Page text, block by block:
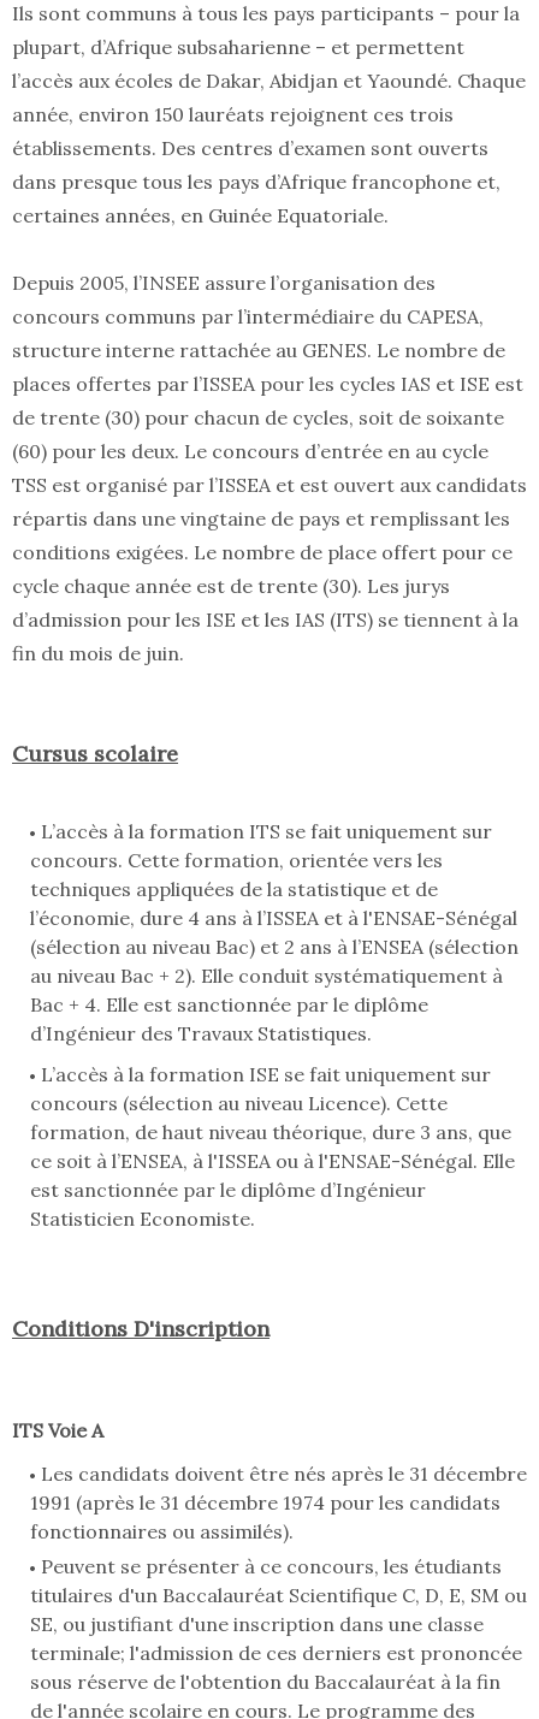
Ils sont communs à tous les pays participants – pour la
plupart, d’Afrique subsaharienne – et permettent
l’accès aux écoles de Dakar, Abidjan et Yaoundé. Chaque
année, environ 150 lauréats rejoignent ces trois
établissements. Des centres d’examen sont ouverts
dans presque tous les pays d’Afrique francophone et,
certaines années, en Guinée Equatoriale.
Depuis 2005, l’INSEE assure l’organisation des
concours communs par l’intermédiaire du CAPESA,
structure interne rattachée au GENES. Le nombre de
places offertes par l’ISSEA pour les cycles IAS et ISE est
de trente (30) pour chacun de cycles, soit de soixante
(60) pour les deux. Le concours d’entrée en au cycle
TSS est organisé par l’ISSEA et est ouvert aux candidats
répartis dans une vingtaine de pays et remplissant les
conditions exigées. Le nombre de place offert pour ce
cycle chaque année est de trente (30). Les jurys
d’admission pour les ISE et les IAS (ITS) se tiennent à la
fin du mois de juin.
Cursus scolaire
L’accès à la formation ITS se fait uniquement sur
concours. Cette formation, orientée vers les
techniques appliquées de la statistique et de
l’économie, dure 4 ans à l’ISSEA et à l'ENSAE-Sénégal
(sélection au niveau Bac) et 2 ans à l’ENSEA (sélection
au niveau Bac + 2). Elle conduit systématiquement à
Bac + 4. Elle est sanctionnée par le diplôme
d’Ingénieur des Travaux Statistiques.
L’accès à la formation ISE se fait uniquement sur
concours (sélection au niveau Licence). Cette
formation, de haut niveau théorique, dure 3 ans, que
ce soit à l’ENSEA, à l'ISSEA ou à l'ENSAE-Sénégal. Elle
est sanctionnée par le diplôme d’Ingénieur
Statisticien Economiste.
Conditions D'inscription
ITS Voie A
Les candidats doivent être nés après le 31 décembre
1991 (après le 31 décembre 1974 pour les candidats
fonctionnaires ou assimilés).
Peuvent se présenter à ce concours, les étudiants
titulaires d'un Baccalauréat Scientifique C, D, E, SM ou
SE, ou justifiant d'une inscription dans une classe
terminale; l'admission de ces derniers est prononcée
sous réserve de l'obtention du Baccalauréat à la fin
de l'année scolaire en cours. Le programme des